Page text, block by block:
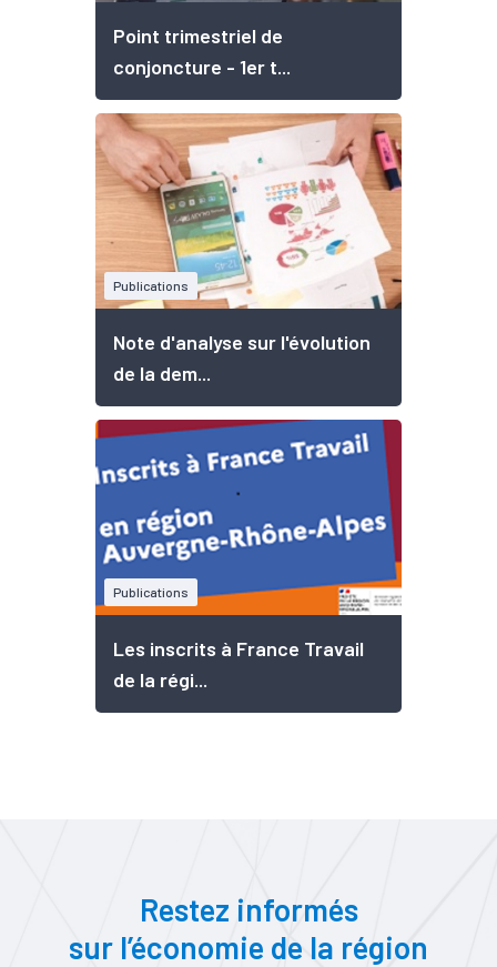
Point trimestriel de
conjoncture - 1er t...
Publications
Note d'analyse sur l'évolution
de la dem...
Publications
Les inscrits à France Travail
de la régi...
Restez informés
sur l’économie de la région